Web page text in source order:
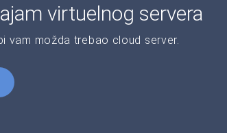
virtuelnog servera
vam možda trebao cloud server.